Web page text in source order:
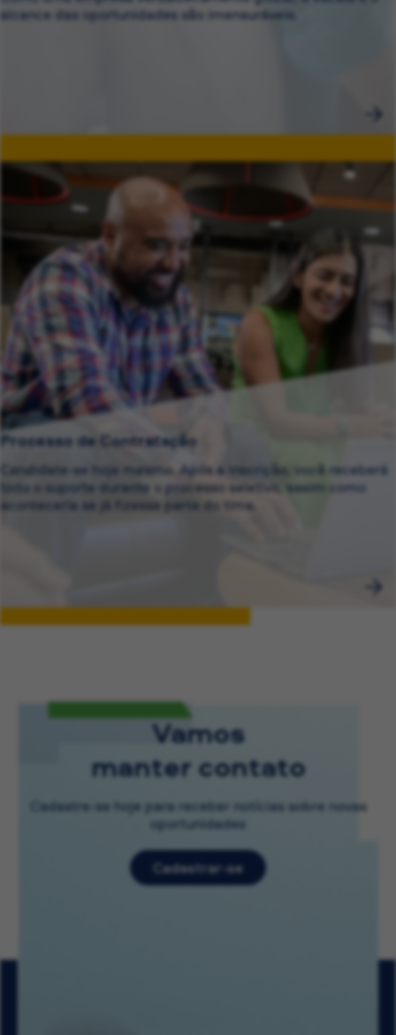
alcance das oportunidades são imensuráveis.
Processo de Contratação
Candidate-se hoje mesmo. Após a inscrição, você receberá
todo o suporte durante o processo seletivo, assim como
aconteceria se já fizesse parte do time.
Vamos
manter contato
Cadastre-se hoje para receber notícias sobre novas
oportunidades
Cadastrar-se